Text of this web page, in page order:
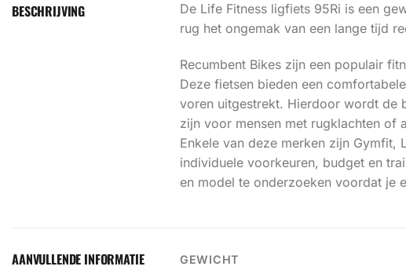
BESCHRIJVING
De Life Fitness ligfiets 95Ri is een
rug het ongemak van een lange tijd
Recumbent Bikes zijn een populair
Deze fietsen bieden een
voren uitgestrekt. Hierdoor wordt de
zijn voor mensen met rugklachten of
Enkele van deze merken zijn Gymfit,
individuele voorkeuren, budget en
en model te onderzoeken voordat je
AANVULLENDE INFORMATIE GEWICHT